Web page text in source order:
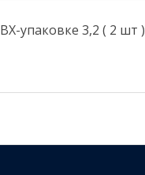
упаковке 3,2 ( 2 шт )